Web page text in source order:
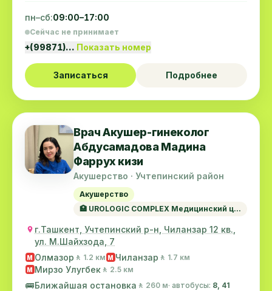
пн–сб:09:00–17:00
Сейчас не принимает
+(99871)… Показать номер
Записаться Подробнее
Врач Акушер-гинеколог
Абдусамадова Мадина
Фаррух кизи
Акушерство · Учтепинский район
Акушерство
🏥 UROLOGIC COMPLEX Медицинский ц...
г.Ташкент, Учтепинский р-н, Чиланзар 12 кв.,
ул. М.Шайхзода, 7
M Олмазор 🚶 1.2 км M Чиланзар 🚶 1.7 км
M Мирзо Улугбек 🚶 2.5 км
🚌Ближайшая остановка 🚶 260 м· автобусы: 8, 41